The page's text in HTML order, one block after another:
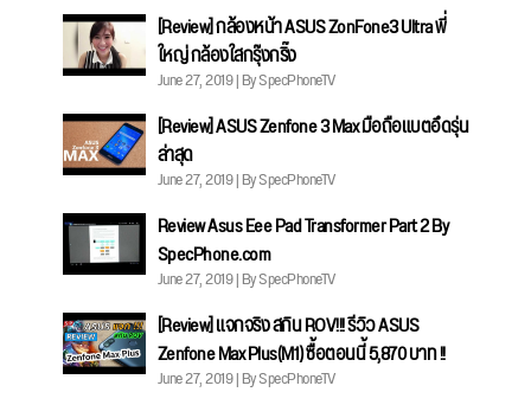
[Review] กล้องหน้า ASUS ZonFone3 Ultra พี่
ใหญ่ กล้องใสกรุ๊งกริ๊ง
June 27, 2019 | By SpecPhoneTV
[Review] ASUS Zenfone 3 Max มือถือแบตอึดรุ่น
ล่าสุด
June 27, 2019 | By SpecPhoneTV
Review Asus Eee Pad Transformer Part 2 By
SpecPhone.com
June 27, 2019 | By SpecPhoneTV
[Review] แจกจริง สกิน ROV!!! รีวิว ASUS
Zenfone Max Plus(M1) ซื้อตอนนี้ 5,870 บาท !!
June 27, 2019 | By SpecPhoneTV